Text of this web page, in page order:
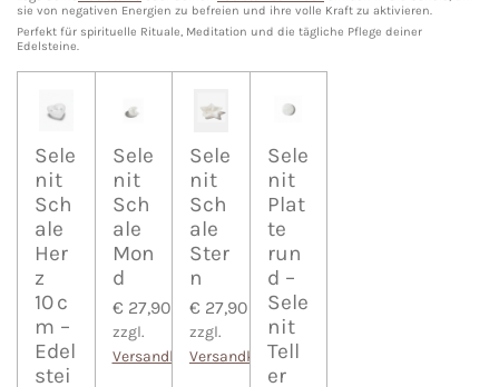
sie von negativen Energien zu befreien und ihre volle Kraft zu aktivieren.
Perfekt für spirituelle Rituale, Meditation und die tägliche Pflege deiner
Edelsteine.
Sele
nit
Sch
ale
Her
z
10 c
m –
Edel
stei
Sele
nit
Sch
ale
Mon
d
€ 27,90
zzgl.
Versandkosten
Sele
nit
Sch
ale
Ster
n
€ 27,90
zzgl.
Versandkosten
Sele
nit
Plat
te
run
d –
Sele
nit
Tell
er